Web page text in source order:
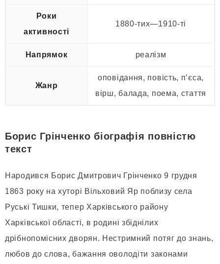
Роки
активності
1880-тих—1910-ті
Напрямок реалізм
Жанр
оповідання, повість, п’єса,
вірш, балада, поема, стаття
Борис Грінченко біографія повністю
текст
Народився Борис Дмитрович Грінченко 9 грудня
1863 року на хуторі Вільховий Яр поблизу села
Руські Тишки, тепер Харківського району
Харківської області, в родині збіднілих
дрібнопомісних дворян. Нестримний потяг до знань,
любов до слова, бажання оволодіти законами